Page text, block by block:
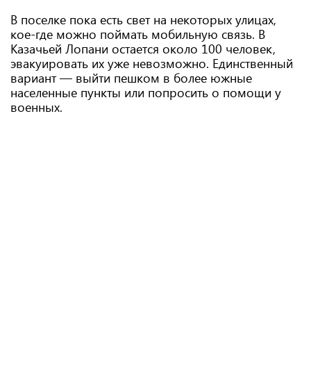
В поселке пока есть свет на некоторых улицах,
кое-где можно поймать мобильную связь. В
Казачьей Лопани остается около 100 человек,
эвакуировать их уже невозможно. Единственный
вариант — выйти пешком в более южные
населенные пункты или попросить о помощи у
военных.